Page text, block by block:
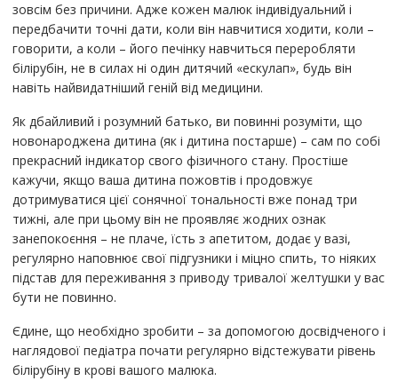
зовсім без причини. Адже кожен малюк індивідуальний і
передбачити точні дати, коли він навчитися ходити, коли –
говорити, а коли – його печінку навчиться переробляти
білірубін, не в силах ні один дитячий «ескулап», будь він
навіть найвидатніший геній від медицини.
Як дбайливий і розумний батько, ви повинні розуміти, що
новонароджена дитина (як і дитина постарше) – сам по собі
прекрасний індикатор свого фізичного стану. Простіше
кажучи, якщо ваша дитина пожовтів і продовжує
дотримуватися цієї сонячної тональності вже понад три
тижні, але при цьому він не проявляє жодних ознак
занепокоєння – не плаче, їсть з апетитом, додає у вазі,
регулярно наповнює свої підгузники і міцно спить, то ніяких
підстав для переживання з приводу тривалої желтушки у вас
бути не повинно.
Єдине, що необхідно зробити – за допомогою досвідченого і
наглядової педіатра почати регулярно відстежувати рівень
білірубіну в крові вашого малюка.